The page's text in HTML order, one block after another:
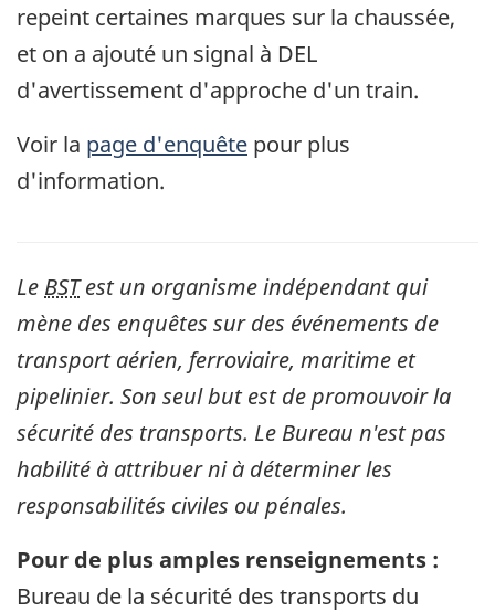
repeint certaines marques sur la chaussée,
et on a ajouté un signal à DEL
d'avertissement d'approche d'un train.
Voir la page d'enquête pour plus
d'information.
Le BSTest un organisme indépendant qui
mène des enquêtes sur des événements de
transport aérien, ferroviaire, maritime et
pipelinier. Son seul but est de promouvoir la
sécurité des transports. Le Bureau n'est pas
habilité à attribuer ni à déterminer les
responsabilités civiles ou pénales.
Pour de plus amples renseignements :
Bureau de la sécurité des transports du